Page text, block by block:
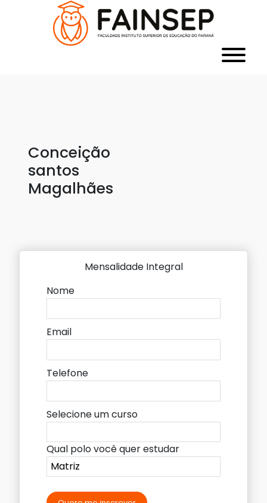
Conceição
santos
Magalhães
Mensalidade Integral
Nome
Email
Telefone
Selecione um curso
Qual polo você quer estudar